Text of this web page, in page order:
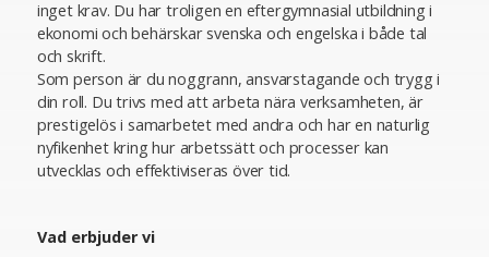
inget krav. Du har troligen en eftergymnasial utbildning i
ekonomi och behärskar svenska och engelska i både tal
och skrift.
Som person är du noggrann, ansvarstagande och trygg i
din roll. Du trivs med att arbeta nära verksamheten, är
prestigelös i samarbetet med andra och har en naturlig
nyfikenhet kring hur arbetssätt och processer kan
utvecklas och effektiviseras över tid.
Vad erbjuder vi